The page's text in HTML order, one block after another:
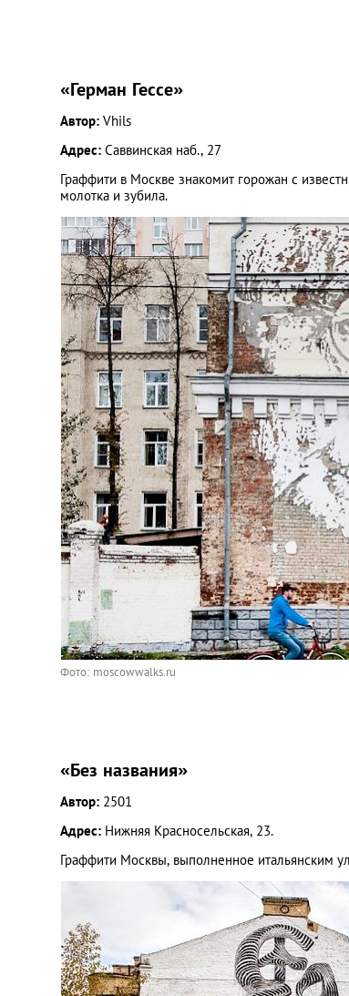
«Герман Гессе»
Автор: Vhils
Адрес: Саввинская наб., 27
Граффити в Москве знакомит горожан с
молотка и зубила.
Фото: moscowwalks.ru
«Без названия»
Автор: 2501
Адрес: Нижняя Красносельская, 23.
Граффити Москвы, выполненное итальянским